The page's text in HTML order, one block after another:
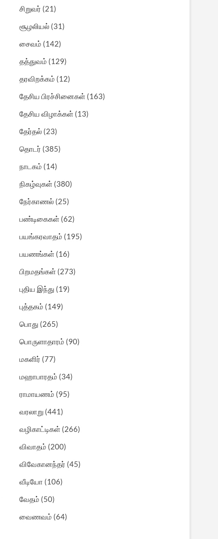
சிறுவர் (21)
சூழலியல் (31)
சைவம் (142)
தத்துவம் (129)
தரவிறக்கம் (12)
தேசிய பிரச்சினைகள் (163)
தேசிய விழாக்கள் (13)
தேர்தல் (23)
தொடர் (385)
நாடகம் (14)
நிகழ்வுகள் (380)
நேர்காணல் (25)
பண்டிகைகள் (62)
பயங்கரவாதம் (195)
பயணங்கள் (16)
பிறமதங்கள் (273)
புதிய இந்து (19)
புத்தகம் (149)
பொது (265)
பொருளாதாரம் (90)
மகளிர் (77)
மஹாபாரதம் (34)
ராமாயணம் (95)
வரலாறு (441)
வழிகாட்டிகள் (266)
விவாதம் (200)
விவேகானந்தர் (45)
வீடியோ (106)
வேதம் (50)
வைணவம் (64)